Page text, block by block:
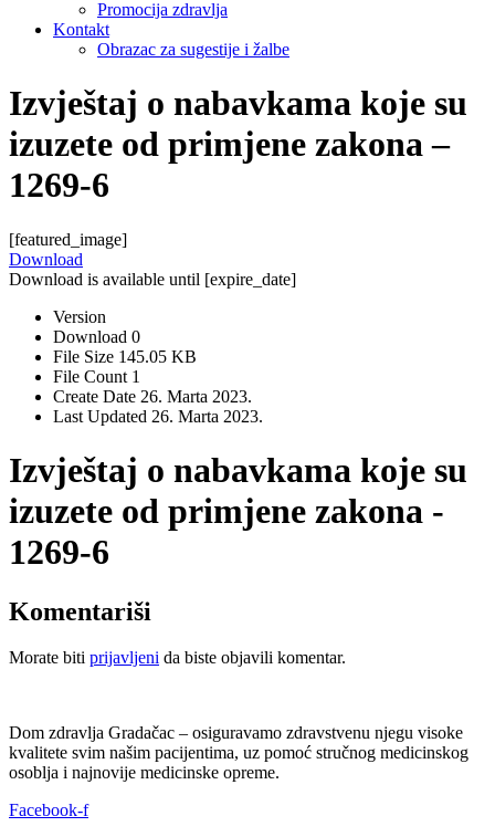
Promocija zdravlja
Kontakt
Obrazac za sugestije i žalbe
Izvještaj o nabavkama koje su
izuzete od primjene zakona –
1269-6
[featured_image]
Download
Download is available until [expire_date]
Version
Download 0
File Size 145.05 KB
File Count 1
Create Date 26. Marta 2023.
Last Updated 26. Marta 2023.
Izvještaj o nabavkama koje su
izuzete od primjene zakona -
1269-6
Komentariši
Morate biti prijavljeni da biste objavili komentar.
Dom zdravlja Gradačac – osiguravamo zdravstvenu njegu visoke
kvalitete svim našim pacijentima, uz pomoć stručnog medicinskog
osoblja i najnovije medicinske opreme.
Facebook-f